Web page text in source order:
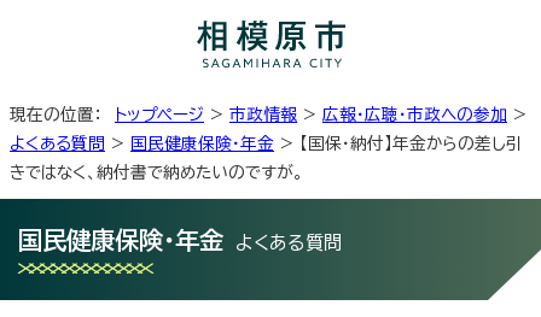
現在の位置： トップページ > 市政情報 > 広報・広聴・市政への参加 >
よくある質問 > 国民健康保険・年金 > 【国保・納付】年金からの差し引
きではなく、納付書で納めたいのですが。
国民健康保険・年金 よくある質問